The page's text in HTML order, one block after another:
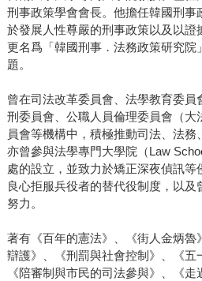
刑事政策學會會長。他擔任韓國刑事
於發展人性尊嚴的刑事政策以及以證
更名爲「韓國刑事．法務政策研究院
題。
曾在司法改革委員會、法學教育委
刑委員會、公職人員倫理委員會（大
員會等機構中，積極推動司法、法務
亦曾參與法學專門大學院（Law
處的設立，並致力於矯正深夜偵訊等
良心拒服兵役者的替代役制度，以
努力。
著有《百年的憲法》、《街人金炳魯
辯護》、《刑罰與社會控制》、《五
《陪審制與市民的司法參與》、《走